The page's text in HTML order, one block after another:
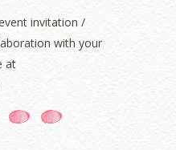
invitation /
with your
at